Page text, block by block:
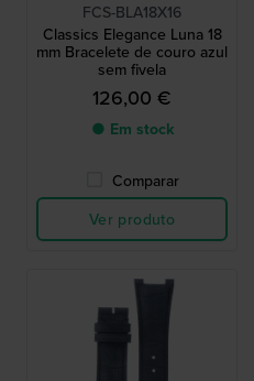
FCS-BLA18X16
Classics Elegance Luna 18
mm Bracelete de couro azul
sem fivela
126,00 €
● Em stock
Comparar
Ver produto